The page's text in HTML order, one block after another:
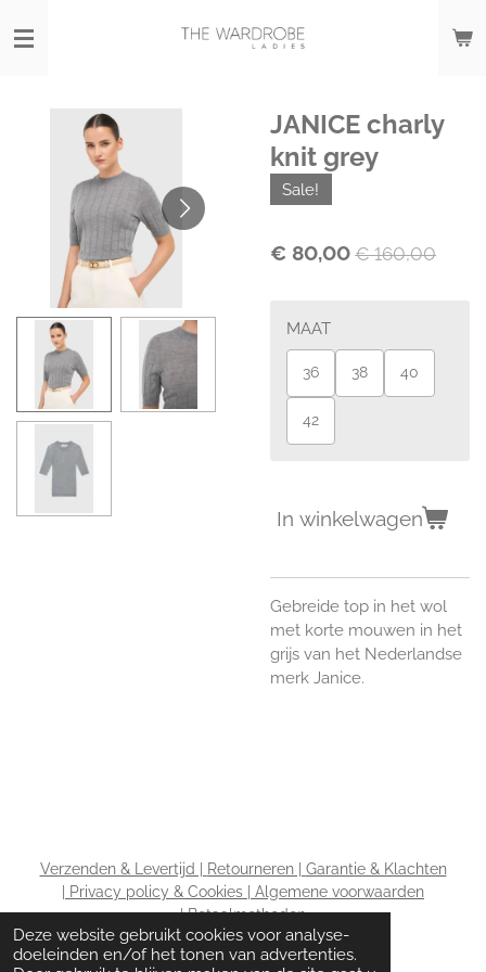
Deze website gebruikt cookies voor analyse-
doeleinden en/of het tonen van advertenties.
direct
hoofdinhoud
JANICE charly
knit grey
Sale!
€ 80,00 € 160,00
MAAT
36 38 40
42
In winkelwagen
Gebreide top in het wol
met korte mouwen in het
grijs van het Nederlandse
merk Janice.
Verzenden & Levertijd | Retourneren | Garantie & Klachten
Privacy policy & Cookies | Algemene voorwaarden
|Betaalmethoden